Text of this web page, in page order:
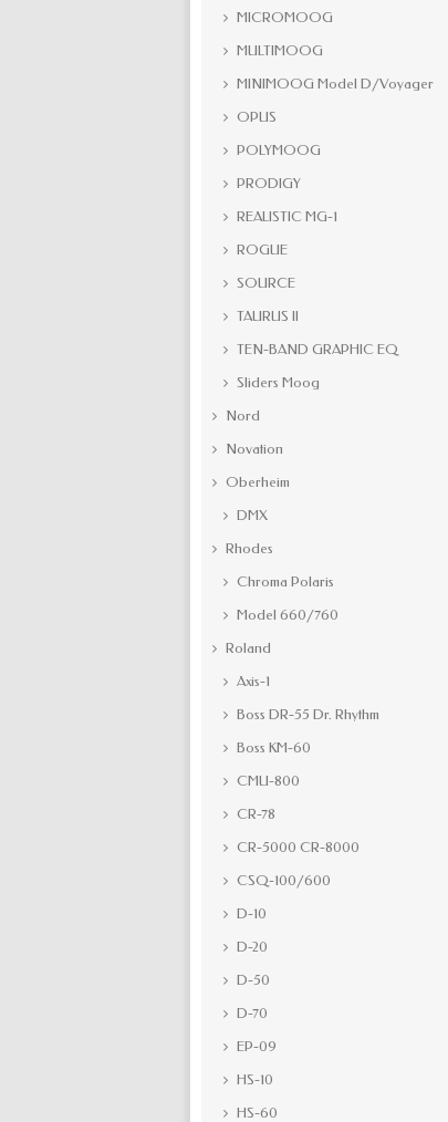
MICROMOOG
MULTIMOOG
MINIMOOG Model D/Voyager
OPUS
POLYMOOG
PRODIGY
REALISTIC MG-1
ROGUE
SOURCE
TAURUS II
TEN-BAND GRAPHIC EQ
Sliders Moog
Nord
Novation
Oberheim
DMX
Rhodes
Chroma Polaris
Model 660/760
Roland
Axis-1
Boss DR-55 Dr. Rhythm
Boss KM-60
CMU-800
CR-78
CR-5000 CR-8000
CSQ-100/600
D-10
D-20
D-50
D-70
EP-09
HS-10
HS-60